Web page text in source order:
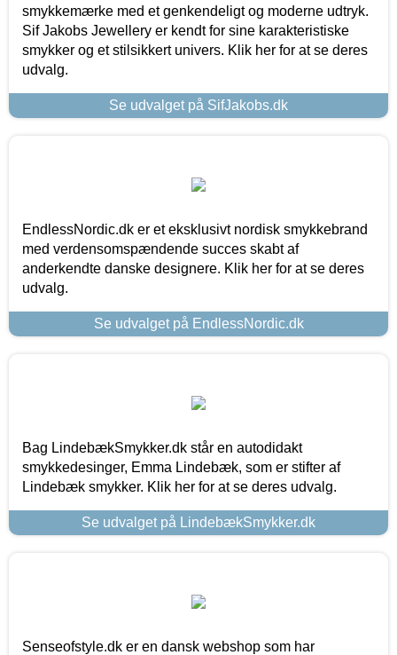
smykkemærke med et genkendeligt og moderne udtryk.
Sif Jakobs Jewellery er kendt for sine karakteristiske
smykker og et stilsikkert univers. Klik her for at se deres
udvalg.
Se udvalget på SifJakobs.dk
EndlessNordic.dk er et eksklusivt nordisk smykkebrand
med verdensomspændende succes skabt af
anderkendte danske designere. Klik her for at se deres
udvalg.
Se udvalget på EndlessNordic.dk
Bag LindebækSmykker.dk står en autodidakt
smykkedesinger, Emma Lindebæk, som er stifter af
Lindebæk smykker. Klik her for at se deres udvalg.
Se udvalget på LindebækSmykker.dk
Senseofstyle.dk er en dansk webshop som har